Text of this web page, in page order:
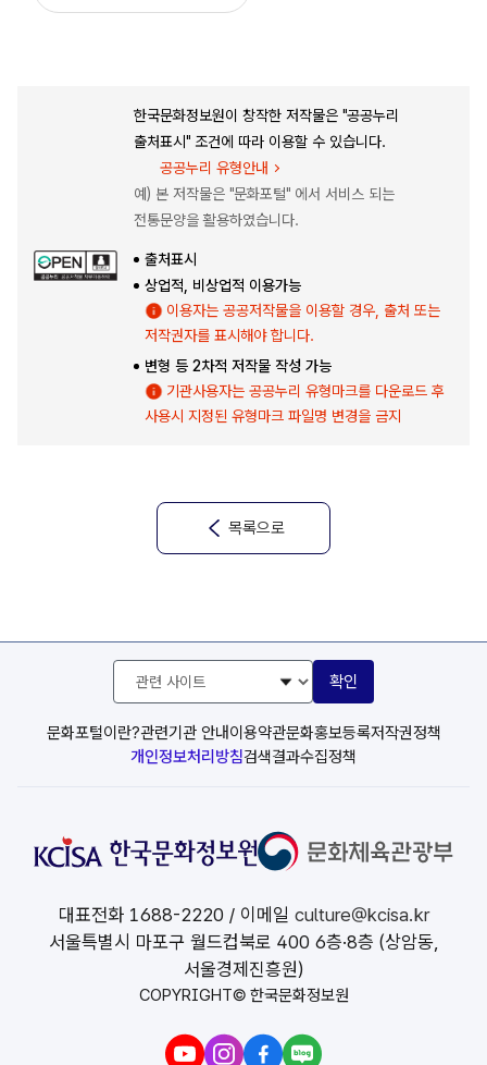
한국문화정보원이 창작한 저작물은 "공공누리
출처표시" 조건에 따라 이용할 수 있습니다.
공공누리 유형안내
예) 본 저작물은 "문화포털" 에서 서비스 되는
전통문양을 활용하였습니다.
출처표시
상업적, 비상업적 이용가능
이용자는 공공저작물을 이용할 경우, 출처 또는
저작권자를 표시해야 합니다.
변형 등 2차적 저작물 작성 가능
기관사용자는 공공누리 유형마크를 다운로드 후
사용시 지정된 유형마크 파일명 변경을 금지
목록으로
문화포털이란?관련기관 안내이용약관문화홍보등록저작권정책
개인정보처리방침검색결과수집정책
관
사
이
트
확인
대표전화 1688-2220 / 이메일 culture@kcisa.kr
서울특별시 마포구 월드컵북로 400 6층·8층 (상암동,
서울경제진흥원)
COPYRIGHT© 한국문화정보원